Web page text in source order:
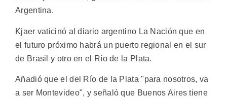
Argentina.
Kjaer vaticinó al diario argentino La Nación que en
el futuro próximo habrá un puerto regional en el sur
de Brasil y otro en el Río de la Plata.
Añadió que el del Río de la Plata "para nosotros, va
a ser Montevideo", y señaló que Buenos Aires tiene